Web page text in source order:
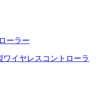
ーラー
ワイヤレスコントローラ